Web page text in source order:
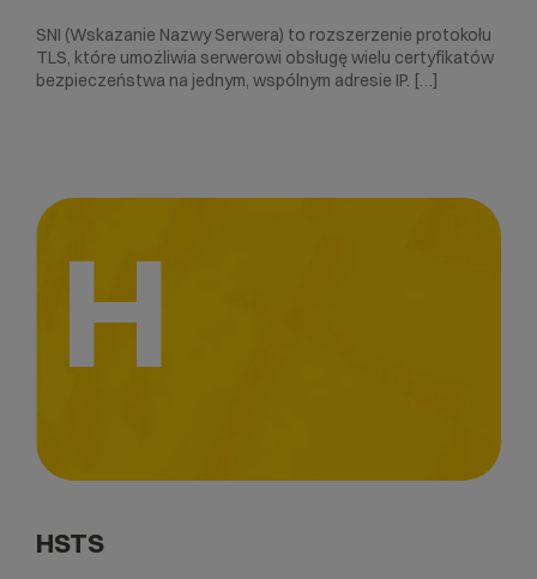
SNI (Wskazanie Nazwy Serwera) to rozszerzenie protokołu
TLS, które umożliwia serwerowi obsługę wielu certyfikatów
bezpieczeństwa na jednym, wspólnym adresie IP. […]
H
HSTS